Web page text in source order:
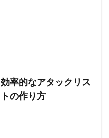
効率的なアタックリス
トの作り方